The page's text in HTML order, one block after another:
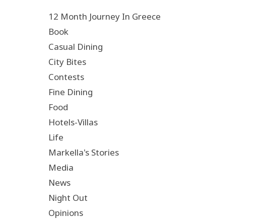
12 Month Journey In Greece
Book
Casual Dining
City Bites
Contests
Fine Dining
Food
Hotels-Villas
Life
Markella's Stories
Media
News
Night Out
Opinions